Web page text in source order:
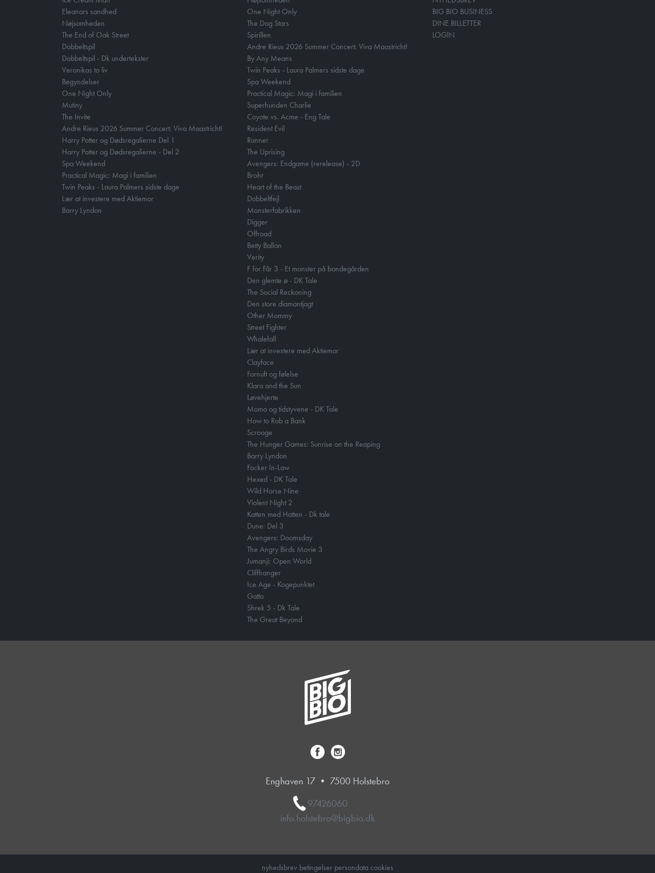
Eleanors sandhed
Nøjsomheden
The End of Oak Street
Dobbeltspil
Dobbeltspil - Dk undertekster
Veronikas to liv
Begyndelser
One Night Only
Mutiny
The Invite
Andre Rieus 2026 Summer Concert: Viva Maastricht!
Harry Potter og Dødsregalierne Del 1
Harry Potter og Dødsregalierne - Del 2
Spa Weekend
Practical Magic: Magi i familien
Twin Peaks - Laura Palmers sidste dage
Lær at investere med Aktiemor
Barry Lyndon
One Night Only
The Dog Stars
Spirillen
Andre Rieus 2026 Summer Concert: Viva Maastricht!
By Any Means
Twin Peaks - Laura Palmers sidste dage
Spa Weekend
Practical Magic: Magi i familien
Superhunden Charlie
Coyote vs. Acme - Eng Tale
Resident Evil
Runner
The Uprising
Avengers: Endgame (rerelease) - 2D
Brohr
Heart of the Beast
Dobbeltfejl
Monsterfabrikken
Digger
Offroad
Betty Ballon
Verity
F for Får 3 - Et monster på bondegården
Den glemte ø - DK Tale
The Social Reckoning
Den store diamantjagt
Other Mommy
Street Fighter
Whalefall
Lær at investere med Aktiemor
Clayface
Fornuft og følelse
Klara and the Sun
Løvehjerte
Momo og tidstyvene - DK Tale
How to Rob a Bank
Scrooge
The Hunger Games: Sunrise on the Reaping
Barry Lyndon
Focker In-Law
Hexed - DK Tale
Wild Horse Nine
Violent Night 2
Katten med Hatten - Dk tale
Dune: Del 3
Avengers: Doomsday
The Angry Birds Movie 3
Jumanji: Open World
Cliffhanger
Ice Age - Kogepunktet
Gatto
Shrek 5 - Dk Tale
The Great Beyond
BIG BIO BUSINESS
DINE BILLETTER
LOGIN
Enghaven 17 • 7500 Holstebro
97426060
info.holstebro@bigbio.dk
nyhedsbrev betingelser persondatacookies